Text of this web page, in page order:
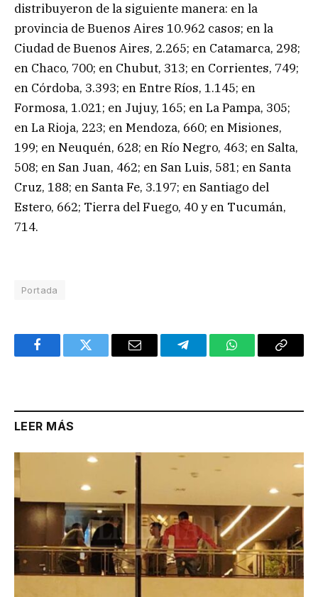
distribuyeron de la siguiente manera: en la
provincia de Buenos Aires 10.962 casos; en la
Ciudad de Buenos Aires, 2.265; en Catamarca, 298;
en Chaco, 700; en Chubut, 313; en Corrientes, 749;
en Córdoba, 3.393; en Entre Ríos, 1.145; en
Formosa, 1.021; en Jujuy, 165; en La Pampa, 305;
en La Rioja, 223; en Mendoza, 660; en Misiones,
199; en Neuquén, 628; en Río Negro, 463; en Salta,
508; en San Juan, 462; en San Luis, 581; en Santa
Cruz, 188; en Santa Fe, 3.197; en Santiago del
Estero, 662; Tierra del Fuego, 40 y en Tucumán,
714.
Portada
FacebookTwitter Email TelegramWhatsAppCopy
LEER MÁS